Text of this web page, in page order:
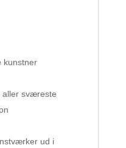
kunstner
aller sværeste
ud i